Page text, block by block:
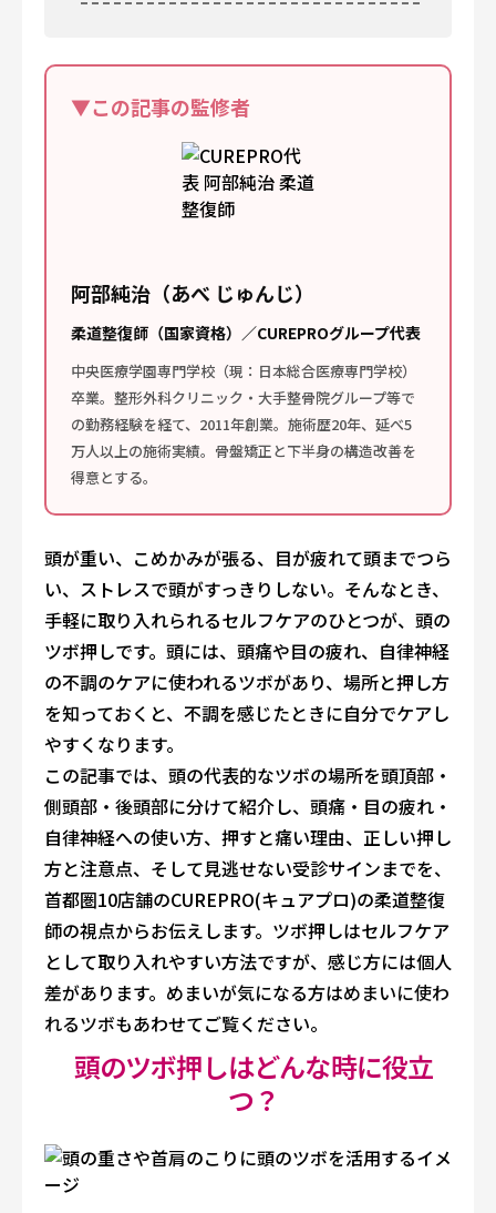
▼この記事の監修者
阿部純治（あべ じゅんじ）
柔道整復師（国家資格）／CUREPROグループ代表
中央医療学園専門学校（現：日本総合医療専門学校）
卒業。整形外科クリニック・大手整骨院グループ等で
の勤務経験を経て、2011年創業。施術歴20年、延べ5
万人以上の施術実績。骨盤矯正と下半身の構造改善を
得意とする。
頭が重い、こめかみが張る、目が疲れて頭までつら
い、ストレスで頭がすっきりしない。そんなとき、
手軽に取り入れられるセルフケアのひとつが、頭の
ツボ押しです。頭には、頭痛や目の疲れ、自律神経
の不調のケアに使われるツボがあり、場所と押し方
を知っておくと、不調を感じたときに自分でケアし
やすくなります。
この記事では、頭の代表的なツボの場所を頭頂部・
側頭部・後頭部に分けて紹介し、頭痛・目の疲れ・
自律神経への使い方、押すと痛い理由、正しい押し
方と注意点、そして見逃せない受診サインまでを、
首都圏10店舗のCUREPRO(キュアプロ)の柔道整復
師の視点からお伝えします。ツボ押しはセルフケア
として取り入れやすい方法ですが、感じ方には個人
差があります。めまいが気になる方はめまいに使わ
れるツボもあわせてご覧ください。
頭のツボ押しはどんな時に役立
つ？